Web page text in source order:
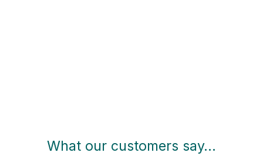
What our customers say…